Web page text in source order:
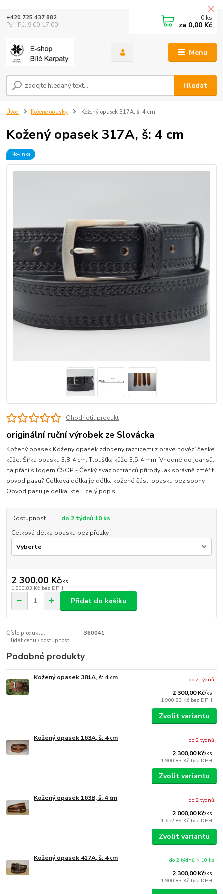
Menu
Hledat
+420 725 437 882
Po - Pá: 9:00-17:00
0 ks
za 0,00 Kč
Úvod Kožené opasky Kožený opasek 317A, š: 4 cm
Kožený opasek 317A, š: 4 cm
Novinka
Ohodnotit produkt
originální ruční výrobek ze Slovácka
Kožený opasek Kožený opasek zdobený raznicemi z pravé hovězí české
kůže. Šířka opasku 3,8-4 cm. Tloušťka kůže 3,5-4 mm. Vhodné do jeansů.
na přání s logem ČSOP - Český svaz ochránců přírody Jak správně změřit
obvod pasu? Celková délka je délka kožené části opasku bez spony.
Obvod pasu je délka, kte... celý popis
Dostupnost
do 2 týdnů 10 ks
Celková délka opasku bez přezky
2 300,00 Kč/ks
1 900,83 Kč bez DPH
Přidat do košíku
Číslo produktu:
360041
Hlídat cenu / dostupnost
Podobné produkty
Kožený opasek 381A, š: 4 cm
2 300,00 Kč/ks
1 900,83 Kč bez DPH
do 2 týdnů
Zvolit variantu
Kožený opasek 163A, š: 4 cm
2 300,00 Kč/ks
1 900,83 Kč bez DPH
do 2 týdnů
Zvolit variantu
Kožený opasek 163B, š: 4 cm
2 000,00 Kč/ks
1 652,89 Kč bez DPH
do 2 týdnů
Zvolit variantu
Kožený opasek 417A, š: 4 cm
2 300,00 Kč/ks
1 900,83 Kč bez DPH
do 2 týdnů > 10 ks